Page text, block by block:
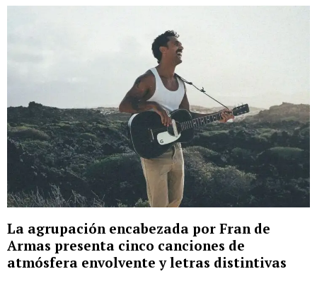
La agrupación encabezada por Fran de
Armas presenta cinco canciones de
atmósfera envolvente y letras distintivas